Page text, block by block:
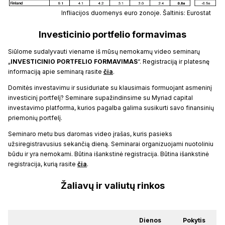
Infliacijos duomenys euro zonoje. Šaltinis: Eurostat
Investicinio portfelio formavimas
Siūlome sudalyvauti viename iš mūsų nemokamų video seminarų
„INVESTICINIO PORTFELIO FORMAVIMAS“. Registraciją ir platesnę
informaciją apie seminarą rasite čia.
Domitės investavimu ir susiduriate su klausimais formuojant asmeninį
investicinį portfelį? Seminare supažindinsime su Myriad capital
investavimo platforma, kurios pagalba galima susikurti savo finansinių
priemonių portfelį.
Seminaro metu bus daromas video įrašas, kuris pasieks
užsiregistravusius sekančią dieną. Seminarai organizuojami nuotoliniu
būdu ir yra nemokami. Būtina išankstinė registracija. Būtina išankstinė
registracija, kurią rasite čia.
Žaliavų ir valiutų rinkos
Dienos
Pokytis